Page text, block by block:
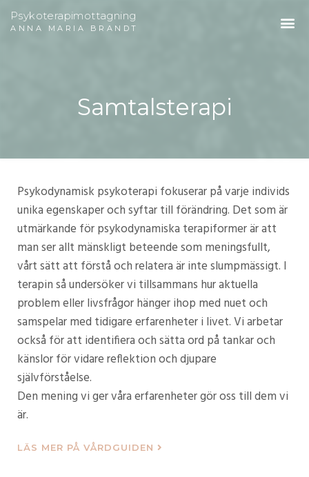
Psykoterapimottagning
ANNA MARIA BRANDT
Samtalsterapi
Psykodynamisk psykoterapi fokuserar på varje individs
unika egenskaper och syftar till förändring. Det som är
utmärkande för psykodynamiska terapiformer är att
man ser allt mänskligt beteende som meningsfullt,
vårt sätt att förstå och relatera är inte slumpmässigt. I
terapin så undersöker vi tillsammans hur aktuella
problem eller livsfrågor hänger ihop med nuet och
samspelar med tidigare erfarenheter i livet. Vi arbetar
också för att identifiera och sätta ord på tankar och
känslor för vidare reflektion och djupare
självförståelse.
Den mening vi ger våra erfarenheter gör oss till dem vi
är.
LÄS MER PÅ VÅRDGUIDEN